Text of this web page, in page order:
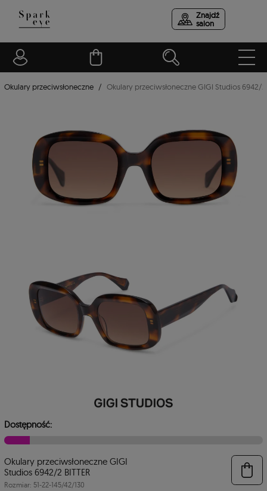
Znajdź
salon
Okulary przeciwsłoneczne Okulary przeciwsłoneczne GIGI Studios 6942/2
Dostępność:
Okulary przeciwsłoneczne GIGI
Studios 6942/2 BITTER
Rozmiar: 51-22-145/42/130